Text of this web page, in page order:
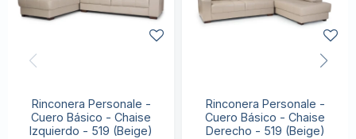
Rinconera Personale -
Cuero Básico - Chaise
Izquierdo - 519 (Beige)
Rinconera Personale -
Cuero Básico - Chaise
Derecho - 519 (Beige)